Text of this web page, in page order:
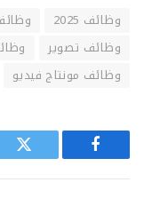
وظائف 2025
وظائف تصوير
وظائف مونتاج فيديو
فيسبوك